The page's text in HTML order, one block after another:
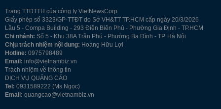
Trang TTĐTTH của công ty VietNewsCorp
Giấy phép số 3323/GP-TTĐT do Sở VH&TT TP.HCM cấp ngày 20/3/2026
Lầu 5 - Compa Building - 293 Điện Biên Phủ - Phường Gia Định - TP.HCM
Chi nhánh: Số 5 - Khu 38A Trần Phú - Phường Ba Đình - TP. Hà Nội
Chịu trách nhiệm nội dung: Hoàng Hữu Lợi
Hotline: 0975798489
Email: info@vietnambiz.vn
Trách nhiệm về thông tin
DỊCH VỤ QUẢNG CÁO
Tel: 0931589222 (Ms Ngọc)
Email: quangcao@vietnambiz.vn